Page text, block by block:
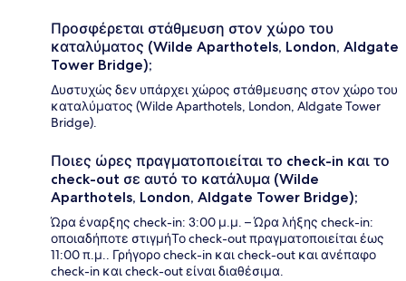
Προσφέρεται στάθμευση στον χώρο του
καταλύματος (Wilde Aparthotels, London, Aldgate
Tower Bridge);
Δυστυχώς δεν υπάρχει χώρος στάθμευσης στον χώρο του
καταλύματος (Wilde Aparthotels, London, Aldgate Tower
Bridge).
Ποιες ώρες πραγματοποιείται το check-in και το
check-out σε αυτό το κατάλυμα (Wilde
Aparthotels, London, Aldgate Tower Bridge);
Ώρα έναρξης check-in: 3:00 μ.μ. – Ώρα λήξης check-in:
οποιαδήποτε στιγμήΤο check-out πραγματοποιείται έως
11:00 π.μ.. Γρήγορο check-in και check-out και ανέπαφο
check-in και check-out είναι διαθέσιμα.